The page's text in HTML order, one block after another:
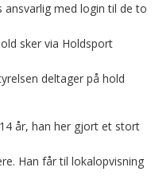
med login til de to
sker via Holdsport
deltager på hold
år, han her gjort et stort
Han får til lokalopvisning